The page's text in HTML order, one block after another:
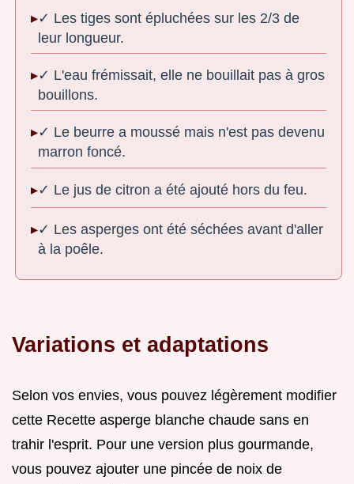
✓ Les tiges sont épluchées sur les 2/3 de
leur longueur.
✓ L'eau frémissait, elle ne bouillait pas à gros
bouillons.
✓ Le beurre a moussé mais n'est pas devenu
marron foncé.
✓ Le jus de citron a été ajouté hors du feu.
✓ Les asperges ont été séchées avant d'aller
à la poêle.
Variations et adaptations
Selon vos envies, vous pouvez légèrement modifier
cette Recette asperge blanche chaude sans en
trahir l'esprit. Pour une version plus gourmande,
vous pouvez ajouter une pincée de noix de